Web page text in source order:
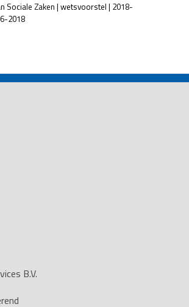
Sociale Zaken | wetsvoorstel | 2018-
2018
B.V.